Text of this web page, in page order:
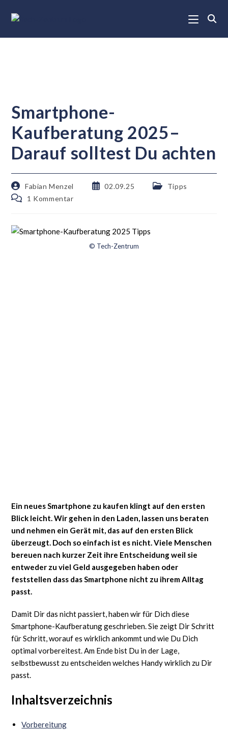
Smartphone-
Kaufberatung 2025–
Darauf solltest Du achten
Fabian Menzel 02.09.25
Tipps
1 Kommentar
© Tech-Zentrum
Ein neues Smartphone zu kaufen klingt auf den ersten
Blick leicht. Wir gehen in den Laden, lassen uns beraten
und nehmen ein Gerät mit, das auf den ersten Blick
überzeugt. Doch so einfach ist es nicht. Viele Menschen
bereuen nach kurzer Zeit ihre Entscheidung weil sie
entweder zu viel Geld ausgegeben haben oder
feststellen dass das Smartphone nicht zu ihrem Alltag
passt.
Damit Dir das nicht passiert, haben wir für Dich diese
Smartphone-Kaufberatung geschrieben. Sie zeigt Dir Schritt
für Schritt, worauf es wirklich ankommt und wie Du Dich
optimal vorbereitest. Am Ende bist Du in der Lage,
selbstbewusst zu entscheiden welches Handy wirklich zu Dir
passt.
Inhaltsverzeichnis
Vorbereitung